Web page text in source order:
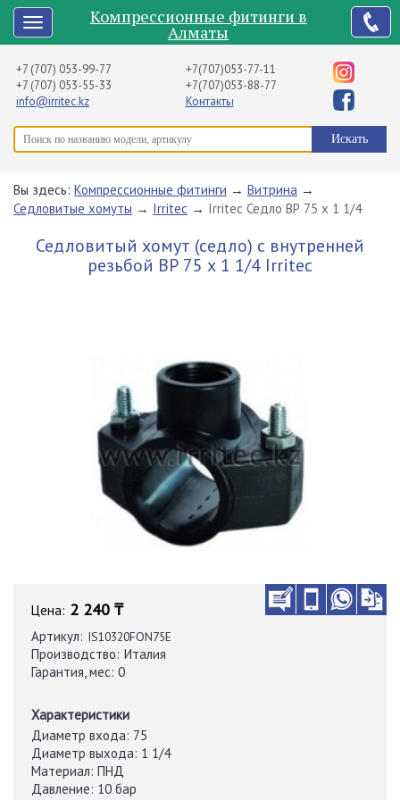
Компрессионные фитинги в
Алматы
+7 (707) 053-99-77
+7 (707) 053-55-33
info@irritec.kz
+7(707)053-77-11
+7(707)053-88-77
Контакты
Вы здесь: Компрессионные фитинги → Витрина →
Седловитые хомуты → Irritec → Irritec Седло ВР 75 х 1 1/4
Седловитый хомут (седло) с внутренней
резьбой ВР 75 х 1 1/4 Irritec
Цена: 2 240 ₸
Артикул: IS10320FON75E
Производство: Италия
Гарантия, мес: 0
Характеристики
Диаметр входа: 75
Диаметр выхода: 1 1/4
Материал: ПНД
Давление: 10 бар